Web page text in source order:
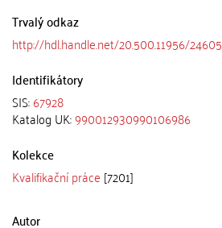
Trvalý odkaz
http://hdl.handle.net/20.500.11956/24605
Identifikátory
SIS:67928
Katalog UK:990012930990106986
Kolekce
Kvalifikační práce [7201]
Autor